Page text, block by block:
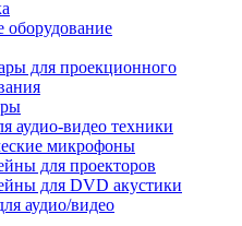
для проекционного
аудио-видео техники
микрофоны
для проекторов
для DVD акустики
аудио/видео